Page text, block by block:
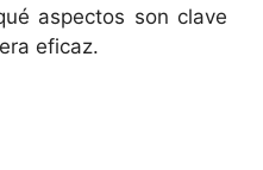
aspectos son clave
eficaz.